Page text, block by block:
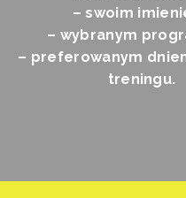
– swoim
– wybranym
– preferowanym
treningu.